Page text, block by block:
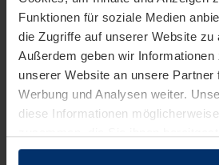
Funktionen für soziale Medien
die Zugriffe auf unserer Website zu
Außerdem geben wir Informationen
unserer Website an unsere Partner
Werbung und Analysen weiter.
diese Informationen
sie im Rahmen Ihrer Nutzung der